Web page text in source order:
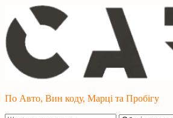
Перейти
до
контенту
По Авто, Вин коду, Марці та Пробігу